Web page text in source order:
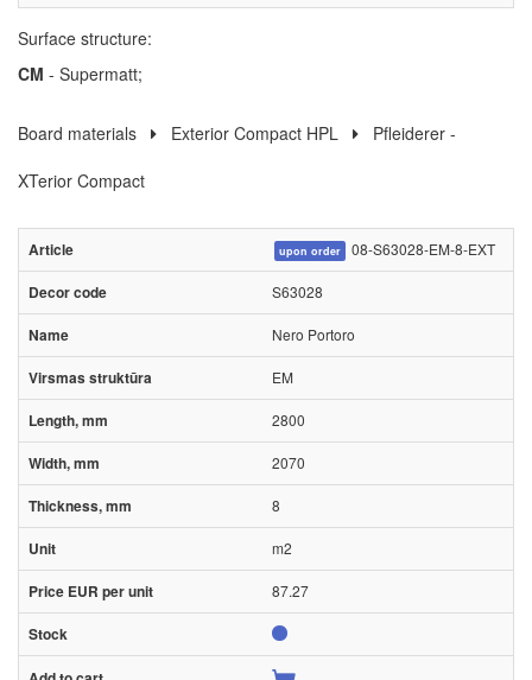
Surface structure:
CM - Supermatt;
Board materials Exterior Compact HPL
Pfleiderer -
XTerior Compact
upon order 08-S63028-EM-8-EXT
S63028
Nero Portoro
EM
2800
2070
8
m2
87.27